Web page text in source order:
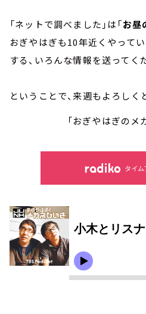
「ネットで調べました」は「お昼
おぎやはぎも10年近くやって
する、いろんな情報を送ってく
ということで、来週もよろしく
「おぎやはぎのメ
タイム